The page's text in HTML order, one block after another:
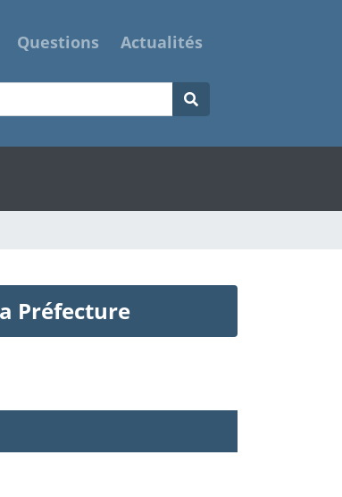
Questions Actualités
Préfecture